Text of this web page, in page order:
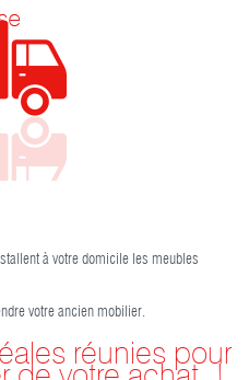
à votre domicile les meubles
votre ancien mobilier.
réunies pour
de votre achat !